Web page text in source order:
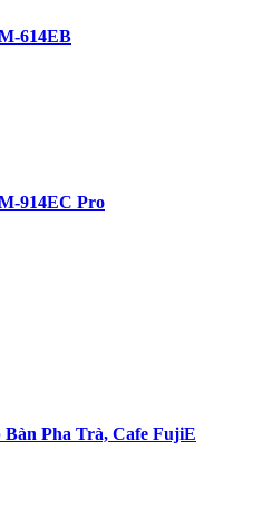
614EB
914EC Pro
Pha Trà, Cafe FujiE